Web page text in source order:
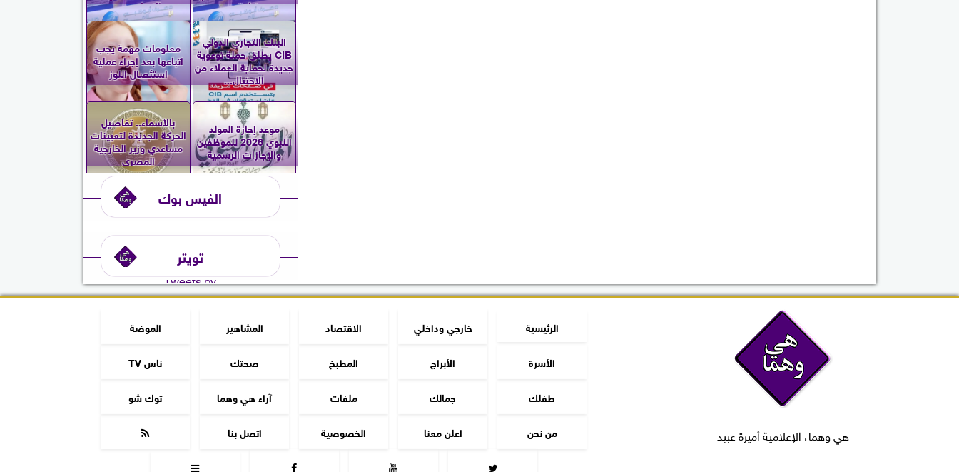
زيادة...
الإسلامي...
البنك التجاري الدولي
CIB يطلق حملة توعوية
جديدة لحماية العملاء من
الاحتيال...
معلومات مهمة يجب
اتباعها بعد إجراء عملية
استئصال اللوز
موعد إجازة المولد
النبوي 2026 للموظفين
والإجازات الرسمية
بالأسماء.. تفاصيل
الحركة الجديدة لتعيينات
مساعدي وزير الخارجية
المصري
الفيس بوك
تويتر
Tweets by
هي وهما، الإعلامية أميرة عبيد
الرئيسية خارجي وداخلي الاقتصاد المشاهير
الموضة
الأسرة
الأبراج المطبخ صحتك
ناس TV
طفلك
جمالك ملفات آراء هي وهما
توك شو
من نحن
اعلن معنا الخصوصية اتصل بنا




